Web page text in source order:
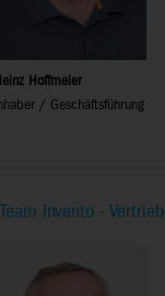
Hoffmeier
/ Geschäftsführung
Team Invento - Vertrieb